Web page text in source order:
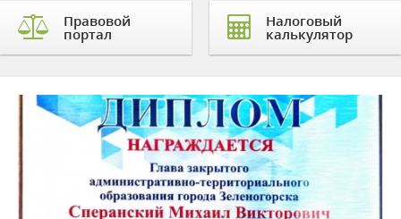
Правовой
портал
Налоговый
калькулятор